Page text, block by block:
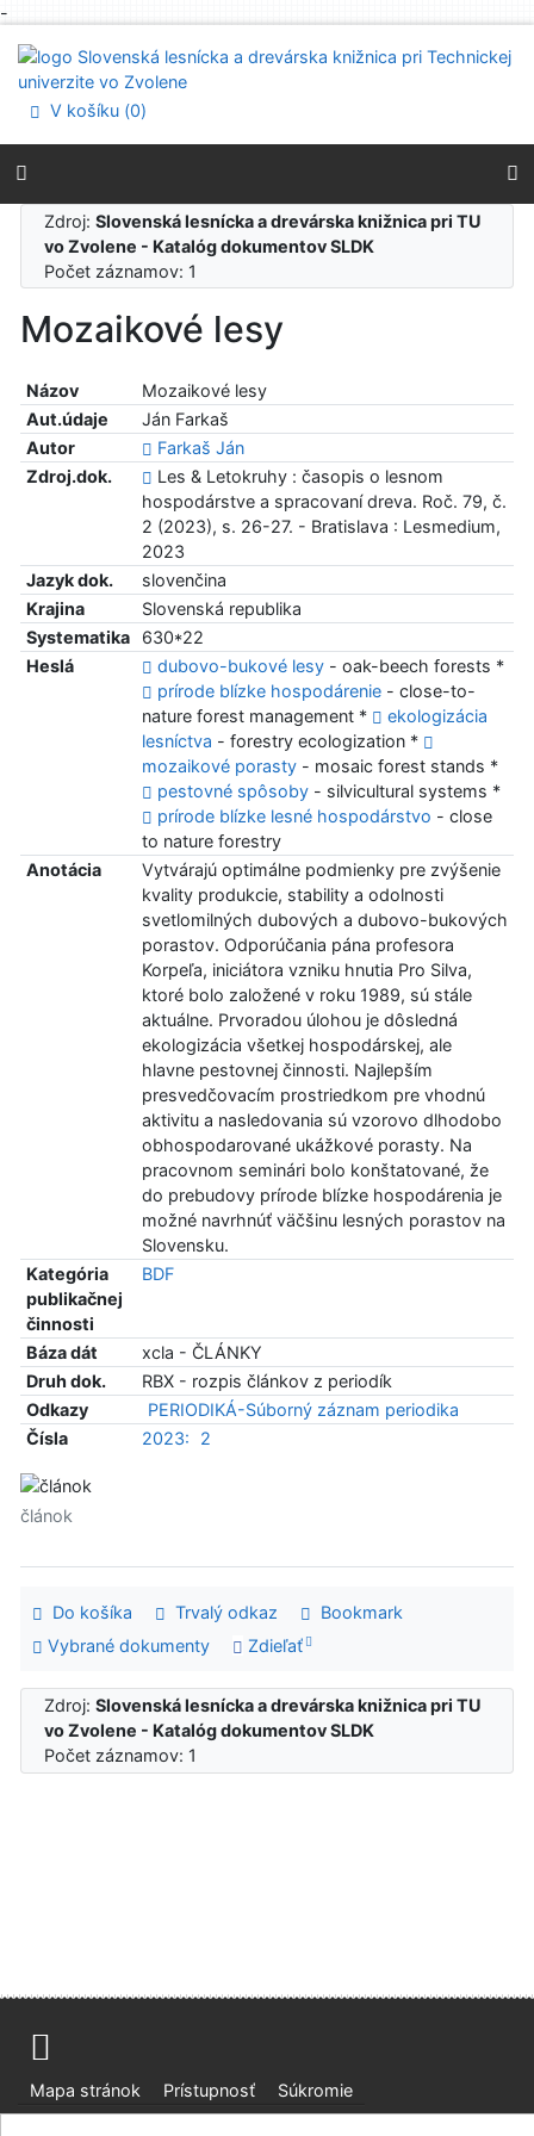
-
Prejsť na menu
Prehlásenie o webovej prístupnosti
V košíku (0)
Zdroj:Slovenská lesnícka a drevárska knižnica pri TU
vo Zvolene - Katalóg dokumentov SLDK
Počet záznamov: 1
Mozaikové lesy
Názov
Mozaikové lesy
Aut.údaje
Ján Farkaš
Autor
Farkaš Ján
Zdroj.dok.
Les & Letokruhy : časopis o lesnom
hospodárstve a spracovaní dreva. Roč. 79, č.
2 (2023), s. 26-27. - Bratislava : Lesmedium,
2023
Jazyk dok.
slovenčina
Krajina
Slovenská republika
Systematika
630*22
Heslá
dubovo-bukové lesy- oak-beech forests *
prírode blízke hospodárenie- close-to-
nature forest management *
ekologizácia
lesníctva - forestry ecologization *
mozaikové porasty- mosaic forest stands *
pestovné spôsoby- silvicultural systems *
prírode blízke lesné hospodárstvo - close
to nature forestry
Anotácia
Vytvárajú optimálne podmienky pre zvýšenie
kvality produkcie, stability a odolnosti
svetlomilných dubových a dubovo-bukových
porastov. Odporúčania pána profesora
Korpeľa, iniciátora vzniku hnutia Pro Silva,
ktoré bolo založené v roku 1989, sú stále
aktuálne. Prvoradou úlohou je dôsledná
ekologizácia všetkej hospodárskej, ale
hlavne pestovnej činnosti. Najlepším
presvedčovacím prostriedkom pre vhodnú
aktivitu a nasledovania sú vzorovo dlhodobo
obhospodarované ukážkové porasty. Na
pracovnom seminári bolo konštatované, že
do prebudovy prírode blízke hospodárenia je
možné navrhnúť väčšinu lesných porastov na
Slovensku.
Kategória
publikačnej
činnosti
BDF
Báza dát
xcla - ČLÁNKY
Druh dok.
RBX - rozpis článkov z periodík
Odkazy
PERIODIKÁ-Súborný záznam periodika
Čísla
2023: 2
článok
Do košíka Trvalý odkaz
Bookmark
Vybrané dokumenty
Zdieľať
Zdroj:Slovenská lesnícka a drevárska knižnica pri TU
vo Zvolene - Katalóg dokumentov SLDK
Počet záznamov: 1
Mapa stránok Prístupnosť
Súkromie